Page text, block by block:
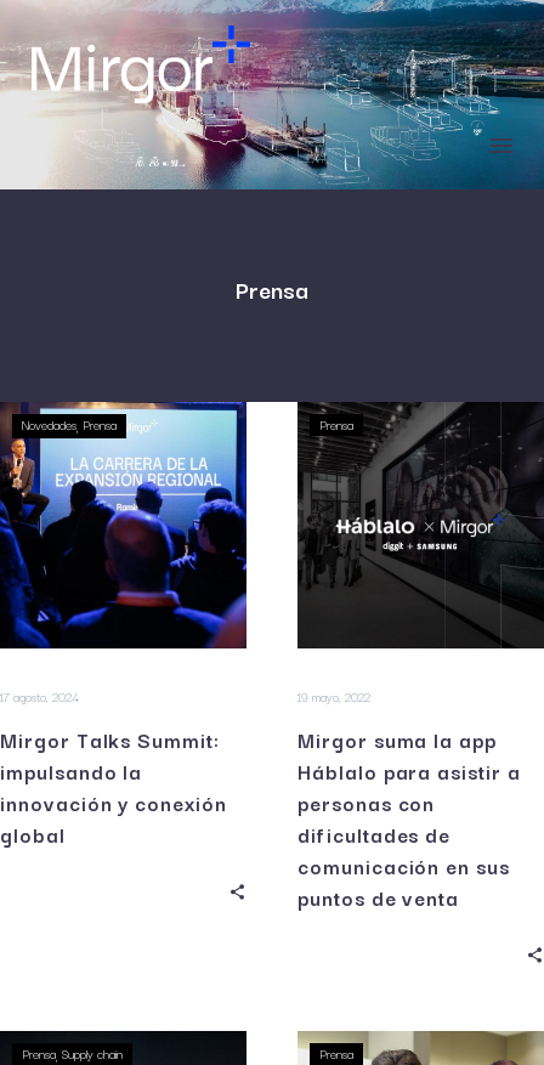
Prensa
Novedades Prensa
17 agosto, 2024
Mirgor Talks Summit:
impulsando la
innovación y conexión
global
Prensa
19 mayo, 2022
Mirgor suma la app
Háblalo para asistir a
personas con
dificultades de
comunicación en sus
puntos de venta
Prensa Supply chain Prensa